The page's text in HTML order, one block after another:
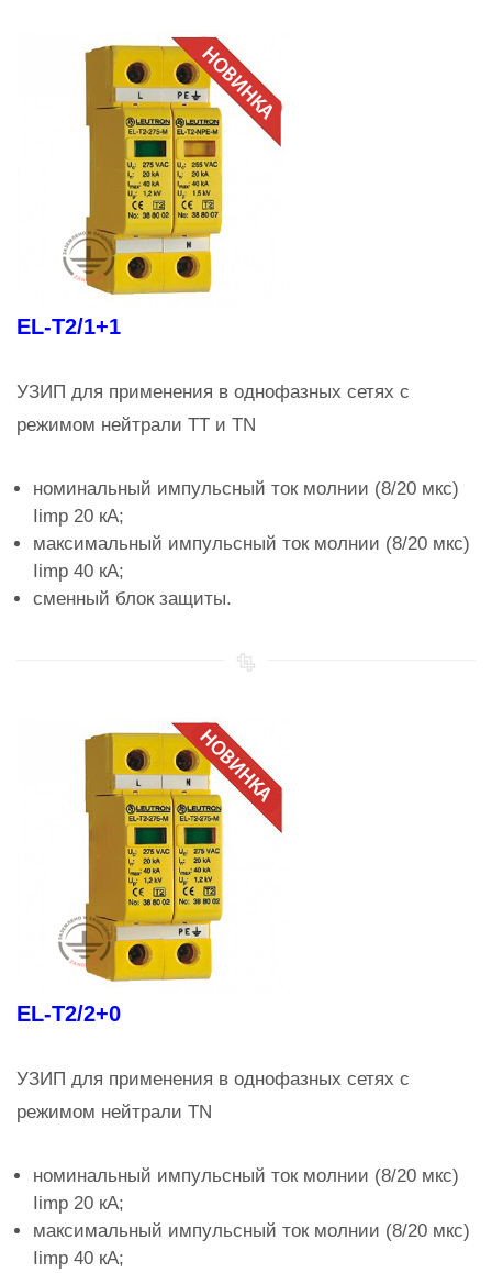
EL-T2/1+1
УЗИП для применения в однофазных сетях с
режимом нейтрали TT и TN
номинальный импульсный ток молнии (8/20 мкс)
Iimp 20 кА;
максимальный импульсный ток молнии (8/20 мкс)
Iimp 40 кА;
сменный блок защиты.
EL-T2/2+0
УЗИП для применения в однофазных сетях с
режимом нейтрали TN
номинальный импульсный ток молнии (8/20 мкс)
Iimp 20 кА;
максимальный импульсный ток молнии (8/20 мкс)
Iimp 40 кА;